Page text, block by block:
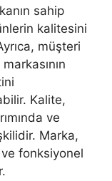
sahip
kalitesini
müşteri
Kalite,
ve
Marka,
fonksiyonel